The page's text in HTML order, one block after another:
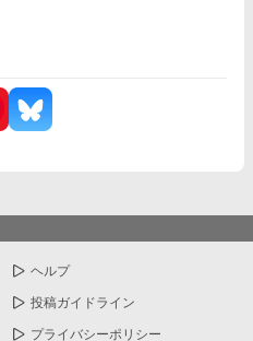
ヘルプ
投稿ガイドライン
プライバシーポリシー